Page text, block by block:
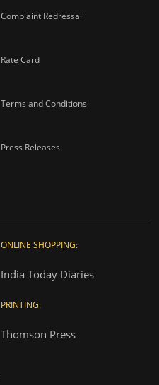
Complaint Redressal
Rate Card
Terms and Conditions
Press Releases
ONLINE SHOPPING:
India Today Diaries
PRINTING:
Thomson Press